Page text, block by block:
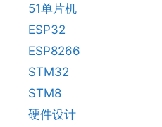
51单片机
ESP32
ESP8266
STM32
STM8
硬件设计